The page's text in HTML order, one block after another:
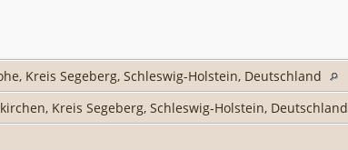
Kreis Segeberg, Schleswig-Holstein, Deutschland
Kreis Segeberg, Schleswig-Holstein, Deutschland